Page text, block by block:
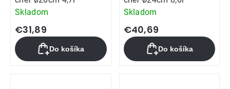
Skladom
€31,89
Do košíka
Skladom
€40,69
Do košíka